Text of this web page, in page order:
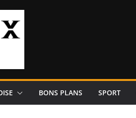
BONS PLANS SPORT